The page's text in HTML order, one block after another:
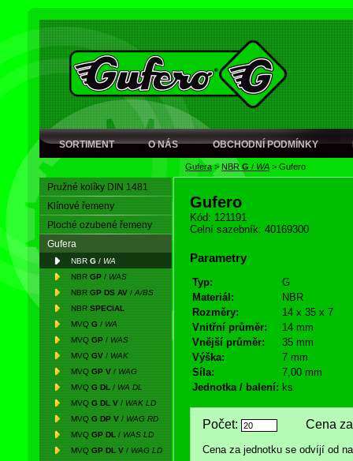
SORTIMENT O NÁS OBCHODNÍ PODMÍNKY
Gufera> NBRG / WA > Gufero
Pružné kolíky DIN 1481
Klínové řemeny
Ploché ozubené řemeny
Gufera
NBR G / WA
NBR GP / WAS
NBR GP DS AV / A/BS
NBR SPECIAL
MVQ G / WA
MVQ GP / WAS
MVQ GV / WAK
MVQ GP V / WAG
MVQ G DL / WA DL
MVQ G DL V / WAK LD
MVQ G DP V / WAG RD
MVQ GP DL / WAS LD
MVQ GP DL V / WAG LD
Gufero
Kód: 121191
Celní sazebník: 40169300
Parametry
Typ:
G
Materiál:
NBR
Rozměry:
14 x 35 x 7
Vnitřní průměr:
14 mm
Vnější průměr:
35 mm
Výška:
7 mm
Síla:
7,00 mm
Jednotka / balení: ks
Počet: Cena za
Cena za jednotku se odvíjí od